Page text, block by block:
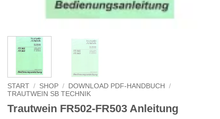
START / SHOP / DOWNLOAD PDF-HANDBUCH
/
TRAUTWEIN SB TECHNIK
Trautwein FR502-FR503 Anleitung